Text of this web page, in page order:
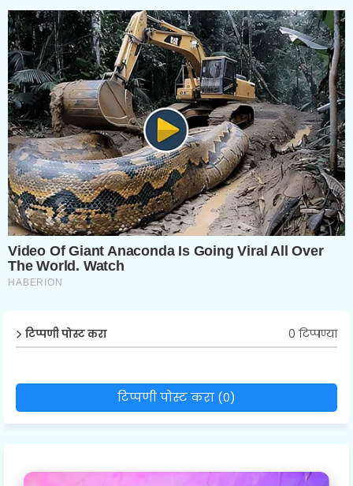
टिप्पणी पोस्ट करा 0 टिप्पण्या
टिप्पणी पोस्ट करा (0)